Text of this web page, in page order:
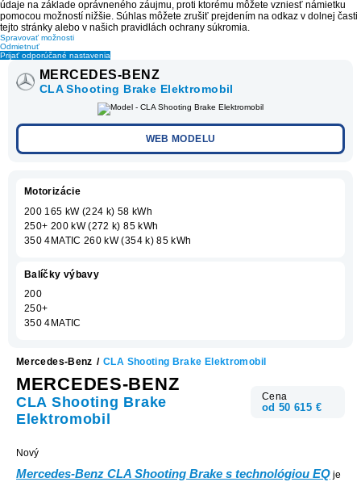
údaje na základe oprávneného záujmu, proti ktorému môžete vzniesť námietku
pomocou možností nižšie. Súhlas môžete zrušiť prejdením na odkaz v dolnej časti
tejto stránky alebo v našich pravidlách ochrany súkromia.
Spravovať možnosti
Odmietnuť
Prijať odporúčané nastavenia
MERCEDES-BENZ
CLA Shooting Brake Elektromobil
WEB MODELU
Mercedes-Benz / CLA Shooting Brake Elektromobil
MERCEDES-BENZ
CLA Shooting Brake
Elektromobil
Cena
od 50 615 €
Nový
Mercedes-Benz CLA Shooting Brake s technológiou EQ je
Motorizácie
200 165 kW (224 k) 58 kWh
250+ 200 kW (272 k) 85 kWh
350 4MATIC 260 kW (354 k) 85 kWh
Balíčky výbavy
200
250+
350 4MATIC